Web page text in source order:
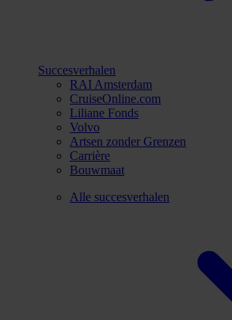
Succesverhalen
RAI Amsterdam
CruiseOnline.com
Liliane Fonds
Volvo
Artsen zonder Grenzen
Carrière
Bouwmaat
Alle succesverhalen